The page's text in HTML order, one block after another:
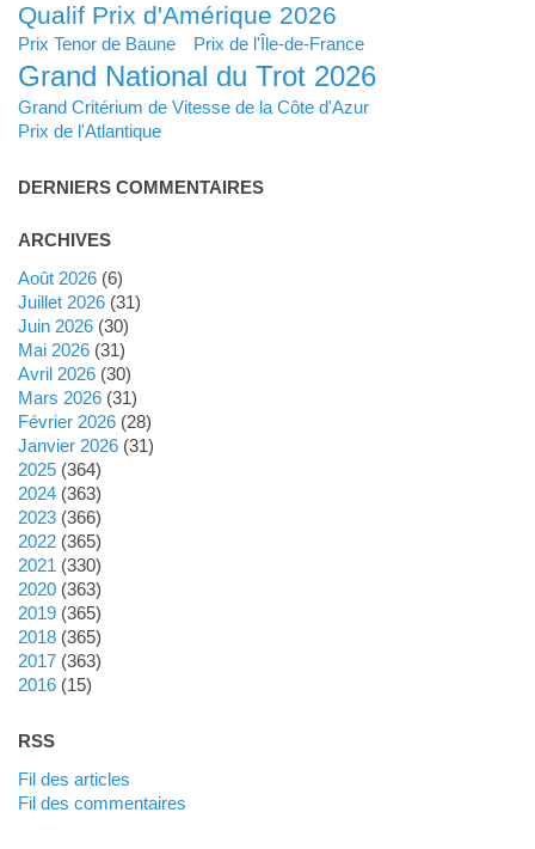
Qualif Prix d'Amérique 2026
Prix Tenor de Baune Prix de l'Île-de-France
Grand National du Trot 2026
Grand Critérium de Vitesse de la Côte d'Azur
Prix de l'Atlantique
DERNIERS COMMENTAIRES
ARCHIVES
août 2026(6)
juillet 2026(31)
juin 2026(30)
mai 2026(31)
avril 2026(30)
mars 2026(31)
février 2026(28)
janvier 2026(31)
2025(364)
2024(363)
2023(366)
2022(365)
2021 (330)
2020(363)
2019(365)
2018(365)
2017(363)
2016(15)
RSS
Fil des articles
Fil des commentaires